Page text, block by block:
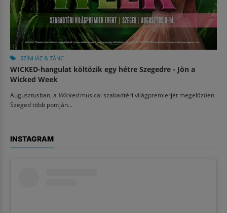
SZÍNHÁZ & TÁNC
WICKED-hangulat költözik egy hétre Szegedre - Jön a
Wicked Week
Augusztusban, a Wickedmusical szabadtéri világpremierjét megelőzően
Szeged több pontján...
INSTAGRAM